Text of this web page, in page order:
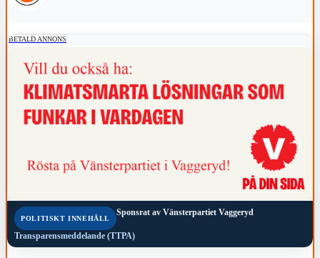
BETALD ANNONS
POLITISKT INNEHÅLL
Sponsrat av Vänsterpartiet Vaggeryd
Transparensmeddelande (TTPA)